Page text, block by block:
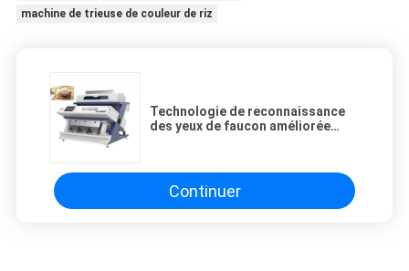
machine de trieuse de couleur de riz
Technologie de reconnaissance
des yeux de faucon améliorée
Continuer